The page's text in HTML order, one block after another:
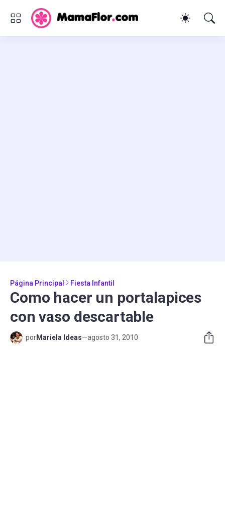
Página Principal Fiesta Infantil
Como hacer un portalapices
con vaso descartable
porMariela Ideas—agosto 31, 2010